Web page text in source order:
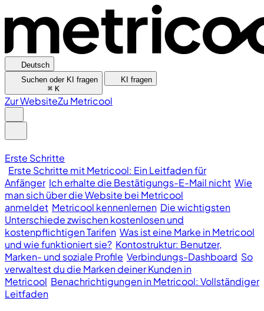
Deutsch
Suchen oder KI fragen
⌘ K
KI fragen
Zur WebsiteZu Metricool
Erste Schritte
Erste Schritte mit Metricool: Ein Leitfaden für
Anfänger Ich erhalte die Bestätigungs-E-Mail nicht Wie
man sich über die Website bei Metricool
anmeldet Metricool kennenlernen Die wichtigsten
Unterschiede zwischen kostenlosen und
kostenpflichtigen Tarifen Was ist eine Marke in Metricool
und wie funktioniert sie? Kontostruktur: Benutzer,
Marken- und soziale Profile Verbindungs-Dashboard So
verwaltest du die Marken deiner Kunden in
Metricool Benachrichtigungen in Metricool: Vollständiger
Leitfaden